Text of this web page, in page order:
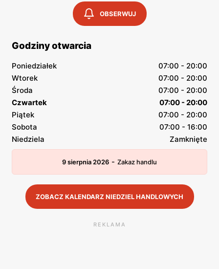
OBSERWUJ
Godziny otwarcia
Poniedziałek
07:00 - 20:00
Wtorek
07:00 - 20:00
Środa
07:00 - 20:00
Czwartek
07:00 - 20:00
Piątek
07:00 - 20:00
Sobota
07:00 - 16:00
Niedziela
Zamknięte
9 sierpnia 2026 - Zakaz handlu
ZOBACZ KALENDARZ NIEDZIEL HANDLOWYCH
REKLAMA